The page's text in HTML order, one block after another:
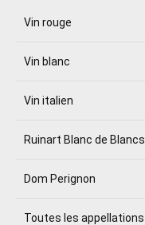
Vin rouge
Vin blanc
Vin italien
Ruinart Blanc de Blancs
Dom Perignon
Toutes les appellations